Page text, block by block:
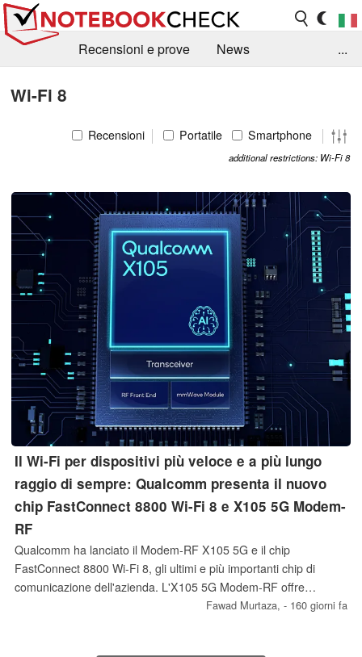
Recensioni e prove
News
...
Wi-Fi 8
Recensioni Portatile Smartphone
additional restrictions: Wi-Fi 8
Il Wi-Fi per dispositivi più veloce e a più lungo
raggio di sempre: Qualcomm presenta il nuovo
chip FastConnect 8800 Wi-Fi 8 e X105 5G Modem-
RF
Qualcomm ha lanciato il Modem-RF X105 5G e il chip
FastConnect 8800 Wi-Fi 8, gli ultimi e più importanti chip di
comunicazione dell'azienda. L'X105 5G Modem-RF offre
funzionalità come il 5G NR-NTN per video, voce, dati e
Fawad Murtaza, - 160 giorni fa